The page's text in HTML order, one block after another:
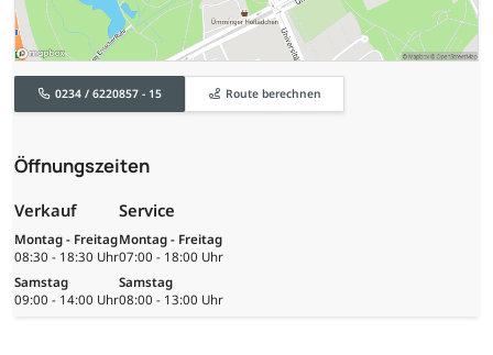
0234 / 6220857 - 15 Route berechnen
Öffnungszeiten
Verkauf
Montag - Freitag
08:30 - 18:30 Uhr
Samstag
09:00 - 14:00 Uhr
Service
Montag - Freitag
07:00 - 18:00 Uhr
Samstag
08:00 - 13:00 Uhr